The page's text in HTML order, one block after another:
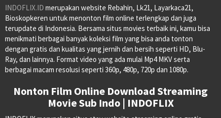
INDOFLIX.ID merupakan website Rebahin, Lk21, Layarkaca21,
Bioskopkeren untuk menonton film online terlengkap dan juga
terupdate di Indonesia. Bersama situs movies terbaik ini, kamu bisa
menikmati berbagai banyak koleksi film yang bisa anda tonton
dengan gratis dan kualitas yang jernih dan bersih seperti HD, Blu-
Ray, dan lainnya. Format video yang ada mulai Mp4 MKV serta
berbagai macam resolusi seperti 360p, 480p, 720p dan 1080p.
Nonton Film Online Download Streaming
Movie Sub Indo | INDOFLIX